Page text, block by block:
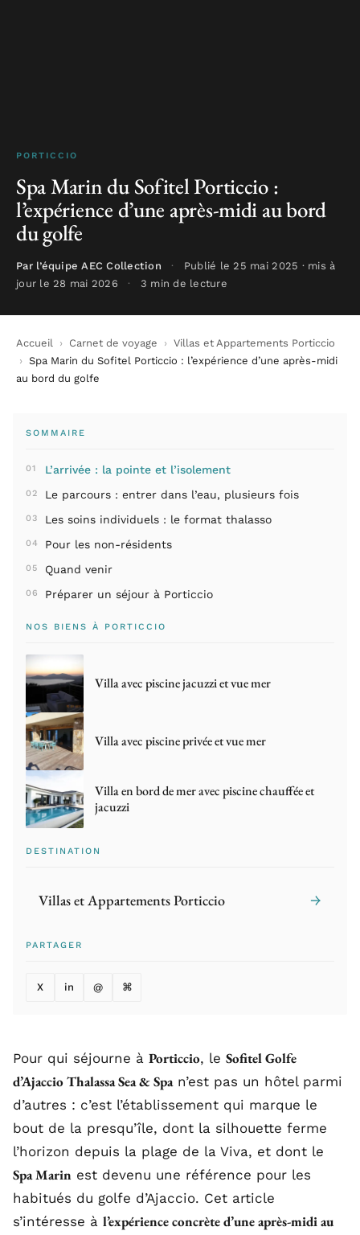
PORTICCIO
Spa Marin du Sofitel Porticcio :
l’expérience d’une après-midi au bord
du golfe
Par l’équipe AEC Collection ·
Publié le 25 mai 2025 · mis à
jour le 28 mai 2026
· 3 min de lecture
Accueil › Carnet de voyage › Villas et Appartements Porticcio
› Spa Marin du Sofitel Porticcio : l’expérience d’une après-midi
au bord du golfe
SOMMAIRE
L’arrivée : la pointe et l’isolement
Le parcours : entrer dans l’eau, plusieurs fois
Les soins individuels : le format thalasso
Pour les non-résidents
Quand venir
Préparer un séjour à Porticcio
NOS BIENS À PORTICCIO
Villa avec piscine jacuzzi et vue mer
Villa avec piscine privée et vue mer
Villa en bord de mer avec piscine chauffée et
jacuzzi
DESTINATION
Villas et Appartements Porticcio →
PARTAGER
X in @ ⌘
Pour qui séjourne à Porticcio, le Sofitel Golfe
d’Ajaccio Thalassa Sea & Span’est pas un hôtel parmi
d’autres : c’est l’établissement qui marque le
bout de la presqu’île, dont la silhouette ferme
l’horizon depuis la plage de la Viva, et dont le
Spa Marin est devenu une référence pour les
habitués du golfe d’Ajaccio. Cet article
s’intéresse à l’expérience concrète d’une après-midi au